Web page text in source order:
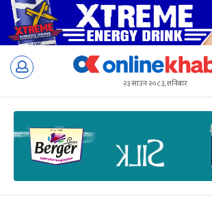
Skip
२३ साउन २०८३, शनिबार